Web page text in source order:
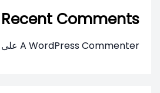
Recent Comments
A WordPress Commenter على